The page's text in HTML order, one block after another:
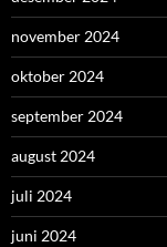
november 2024
oktober 2024
september 2024
august 2024
juli 2024
juni 2024